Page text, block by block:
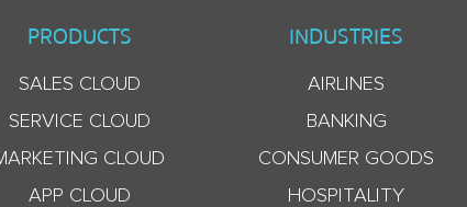
PRODUCTS
SALES CLOUD
SERVICE CLOUD
CLOUD
APP CLOUD
INDUSTRIES
AIRLINES
BANKING
CONSUMER GOODS
HOSPITALITY